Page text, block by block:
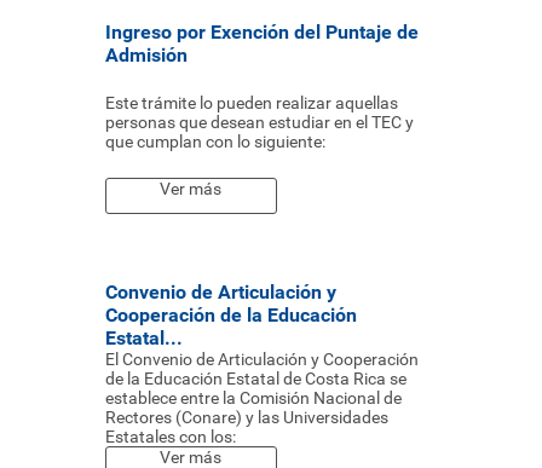
Ingreso por Exención del Puntaje de
Admisión
Este trámite lo pueden realizar aquellas
personas que desean estudiar en el TEC y
que cumplan con lo siguiente:
Ver más
Convenio de Articulación y
Cooperación de la Educación
Estatal...
El Convenio de Articulación y Cooperación
de la Educación Estatal de Costa Rica se
establece entre la Comisión Nacional de
Rectores (Conare) y las Universidades
Estatales con los:
Ver más